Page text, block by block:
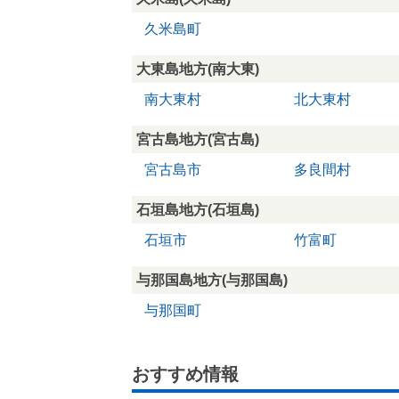
久米島町
大東島地方(南大東)
南大東村
北大東村
宮古島地方(宮古島)
宮古島市
多良間村
石垣島地方(石垣島)
石垣市
竹富町
与那国島地方(与那国島)
与那国町
おすすめ情報